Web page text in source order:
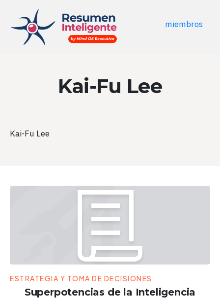
miembros
Kai-Fu Lee
Kai-Fu Lee
ESTRATEGIA Y TOMA DE DECISIONES
Superpotencias de la Inteligencia